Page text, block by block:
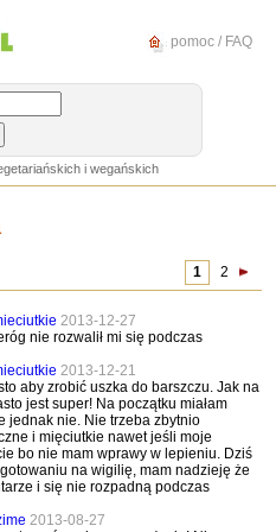
pomoc / FAQ
i wegańskich
1 2
2013-12-27
nie rozwalił mi się podczas
2013-12-21
aby zrobić uszka do barszczu. Jak na
jest super! Na początku miałam
jednak nie. Nie trzeba zbytnio
i mięciutkie nawet jeśli moje
bo nie mam wprawy w lepieniu. Dziś
na wigilię, mam nadzieję że
i się nie rozpadną podczas
2013-08-27